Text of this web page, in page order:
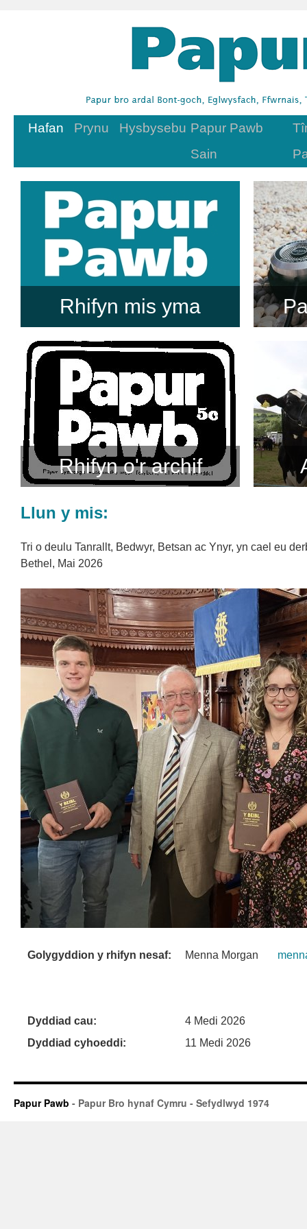
Neidio
cynnwys
Hafan Prynu Hysbysebu Papur Pawb
Sain
Rhifyn mis yma
Rhifyn o'r archif
Llun y mis:
Tri o deulu Tanrallt, Bedwyr, Betsan ac Ynyr, yn cael eu
Bethel, Mai 2026
Golygyddion y rhifyn nesaf: Menna Morgan
Dyddiad cau:
4 Medi 2026
Dyddiad cyhoeddi:
11 Medi 2026
Papur Pawb - Papur Bro hynaf Cymru - Sefydlwyd 1974